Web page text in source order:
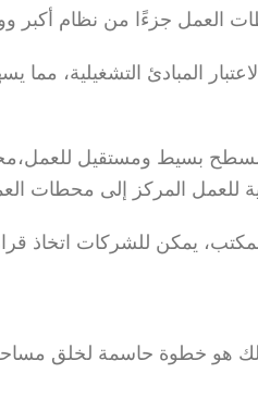
العمل جزءًا من نظام
المبادئ التشغيلية، مما
بسيط ومستقيل
المركز إلى محطات العمل
يمكن للشركات اتخاذ
هو خطوة حاسمة لخلق